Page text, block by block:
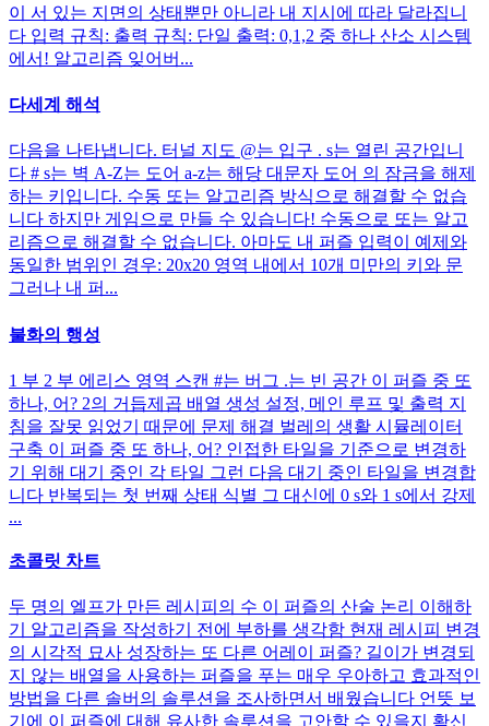
이 서 있는 지면의 상태뿐만 아니라 내 지시에 따라 달라집니
다 입력 규칙: 출력 규칙: 단일 출력: 0,1,2 중 하나 산소 시스템
에서! 알고리즘 잊어버...
다세계 해석
다음을 나타냅니다. 터널 지도 @는 입구 . s는 열린 공간입니
다 # s는 벽 A-Z는 도어 a-z는 해당 대문자 도어 의 잠금을 해제
하는 키입니다. 수동 또는 알고리즘 방식으로 해결할 수 없습
니다 하지만 게임으로 만들 수 있습니다! 수동으로 또는 알고
리즘으로 해결할 수 없습니다. 아마도 내 퍼즐 입력이 예제와
동일한 범위인 경우: 20x20 영역 내에서 10개 미만의 키와 문
그러나 내 퍼...
불화의 행성
1 부 2 부 에리스 영역 스캔 #는 버그 .는 빈 공간 이 퍼즐 중 또
하나, 어? 2의 거듭제곱 배열 생성 설정, 메인 루프 및 출력 지
침을 잘못 읽었기 때문에 문제 해결 벌레의 생활 시뮬레이터
구축 이 퍼즐 중 또 하나, 어? 인접한 타일을 기준으로 변경하
기 위해 대기 중인 각 타일 그런 다음 대기 중인 타일을 변경합
니다 반복되는 첫 번째 상태 식별 그 대신에 0 s와 1 s에서 강제
...
초콜릿 차트
두 명의 엘프가 만든 레시피의 수 이 퍼즐의 산술 논리 이해하
기 알고리즘을 작성하기 전에 부하를 생각함 현재 레시피 변경
의 시각적 묘사 성장하는 또 다른 어레이 퍼즐? 길이가 변경되
지 않는 배열을 사용하는 퍼즐을 푸는 매우 우아하고 효과적인
방법을 다른 솔버의 솔루션을 조사하면서 배웠습니다 언뜻 보
기에 이 퍼즐에 대해 유사한 솔루션을 고안할 수 있을지 확신